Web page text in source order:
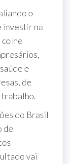
o
investir na
colhe
e
de
trabalho.
do Brasil
de
vai